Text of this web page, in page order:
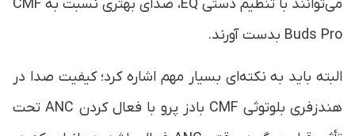
می‌توانند با تنظیم دستی EQ، صدای بهتری نسبت به CMF
Buds Pro بدست آورند.
البته باید به نکته‌ای بسیار مهم اشاره کرد؛ کیفیت صدا در
هندزفری بلوتوثی CMF بادز پرو با فعال کردن ANC تحت